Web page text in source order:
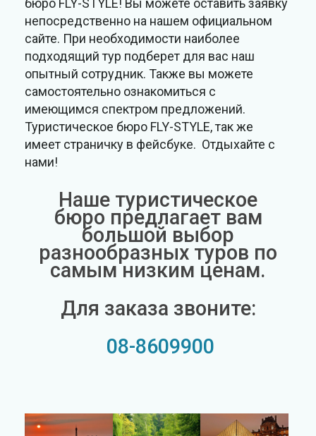
бюро FLY-STYLE! Вы можете оставить заявку
непосредственно на нашем официальном
сайте. При необходимости наиболее
подходящий тур подберет для вас наш
опытный сотрудник. Также вы можете
самостоятельно ознакомиться с
имеющимся спектром предложений.
Туристическое бюро FLY-STYLE, так же
имеет страничку в фейсбуке. Отдыхайте с
нами!
Наше туристическое
бюро предлагает вам
большой выбор
разнообразных туров по
самым низким ценам.
Для заказа звоните:
08-8609900